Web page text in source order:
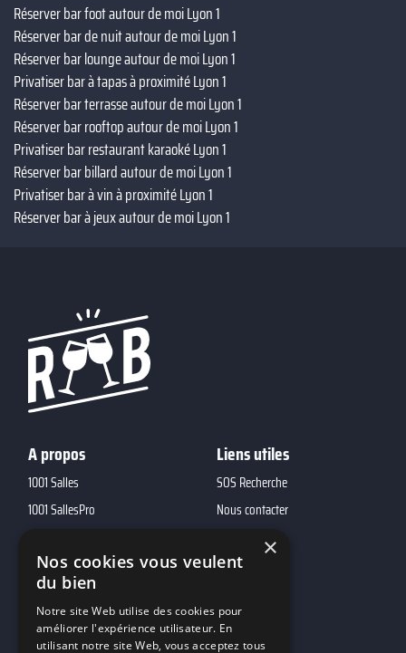
Réserver bar foot autour de moi Lyon 1
Réserver bar de nuit autour de moi Lyon 1
Réserver bar lounge autour de moi Lyon 1
Privatiser bar à tapas à proximité Lyon 1
Réserver bar terrasse autour de moi Lyon 1
Réserver bar rooftop autour de moi Lyon 1
Privatiser bar restaurant karaoké Lyon 1
Réserver bar billard autour de moi Lyon 1
Privatiser bar à vin à proximité Lyon 1
Réserver bar à jeux autour de moi Lyon 1
A propos
1001 Salles
1001 SallesPro
1001 DJ
10h01
MP2
Liens utiles
SOS Recherche
Nous contacter
×
Nos cookies vous veulent
du bien
Notre site Web utilise des cookies pour
améliorer l'expérience utilisateur. En
utilisant notre site Web, vous acceptez tous